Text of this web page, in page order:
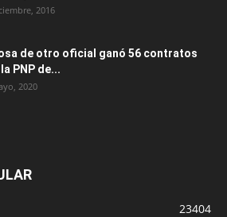
2016
de otro oficial ganó 56 contratos
PNP de...
2020
23404